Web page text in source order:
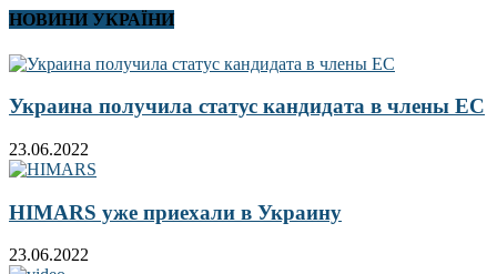
НОВИНИ УКРАЇНИ
Украина получила статус кандидата в члены ЕС
23.06.2022
HIMARS уже приехали в Украину
23.06.2022